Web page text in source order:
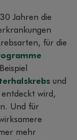
Jahren die
für die
und
wird,
Und für
mehr